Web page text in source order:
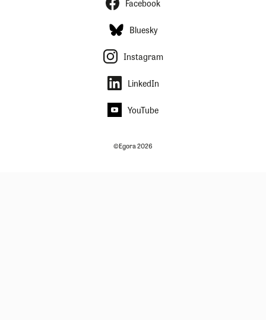
Facebook
Bluesky
Instagram
LinkedIn
YouTube
©Egora 2026